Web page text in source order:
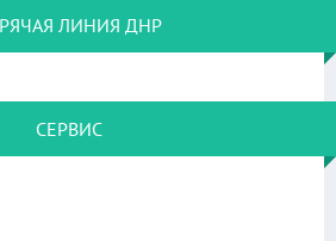
ЛИНИЯ ДНР
СЕРВИС